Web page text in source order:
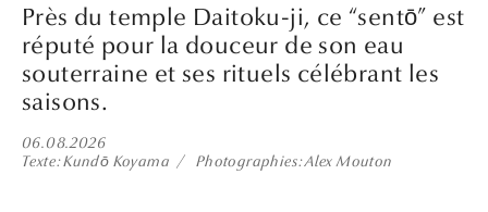
Près du temple Daitoku-ji, ce “sentō” est
réputé pour la douceur de son eau
souterraine et ses rituels célébrant les
saisons.
06.08.2026
Texte Kundō Koyama Photographies Alex Mouton